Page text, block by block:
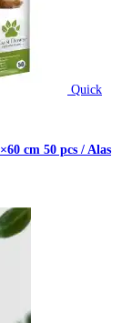
Quick
cm 50 pcs / Alas